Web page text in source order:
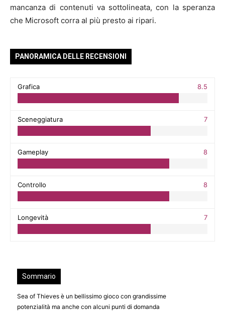
mancanza di contenuti va sottolineata, con la speranza
che Microsoft corra al più presto ai ripari.
PANORAMICA DELLE RECENSIONI
Grafica 8.5
Sceneggiatura 7
Gameplay 8
Controllo 8
Longevità 7
Sommario
Sea of Thieves è un bellissimo gioco con grandissime
potenzialità ma anche con alcuni punti di domanda